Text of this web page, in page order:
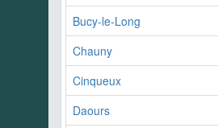
Bucy-le-Long
Chauny
Cinqueux
Daours